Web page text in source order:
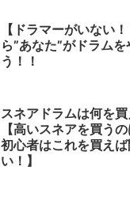
【ドラマーがいない
ら”あなた”がドラムを
う！！
スネアドラムは何を
【高いスネアを買う
初心者はこれを買え
い！】